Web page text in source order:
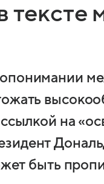
тексте
на
быть